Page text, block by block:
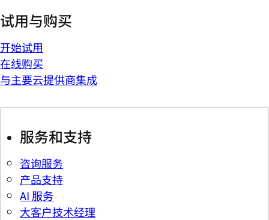
试用与购买
开始试用
在线购买
与主要云提供商集成
服务和支持
咨询服务
产品支持
AI 服务
大客户技术经理